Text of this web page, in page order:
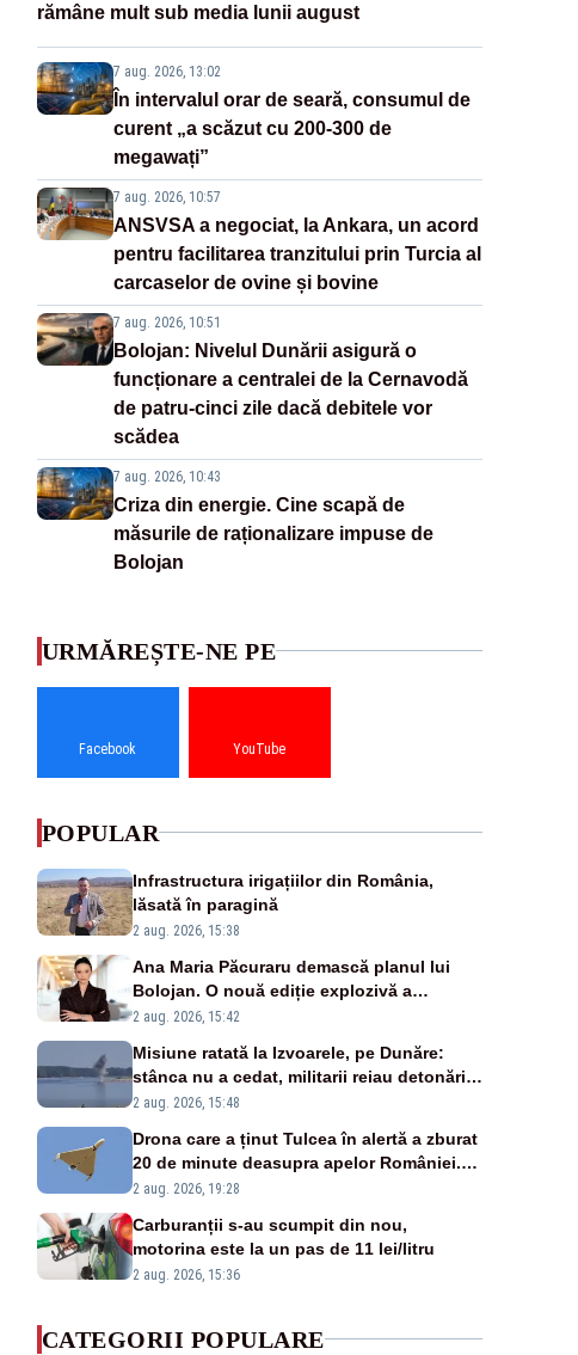
rămâne mult sub media lunii august
7 aug. 2026, 13:02
În intervalul orar de seară, consumul de
curent „a scăzut cu 200-300 de
megawați”
7 aug. 2026, 10:57
ANSVSA a negociat, la Ankara, un acord
pentru facilitarea tranzitului prin Turcia al
carcaselor de ovine și bovine
7 aug. 2026, 10:51
Bolojan: Nivelul Dunării asigură o
funcționare a centralei de la Cernavodă
de patru-cinci zile dacă debitele vor
scădea
7 aug. 2026, 10:43
Criza din energie. Cine scapă de
măsurile de raționalizare impuse de
Bolojan
URMĂREȘTE-NE PE
Facebook YouTube
POPULAR
Infrastructura irigațiilor din România,
lăsată în paragină
2 aug. 2026, 15:38
Ana Maria Păcuraru demască planul lui
Bolojan. O nouă ediție explozivă a
emisiunii „Miza Zilei” la Realitatea PLUS
2 aug. 2026, 15:42
Misiune ratată la Izvoarele, pe Dunăre:
stânca nu a cedat, militarii reiau detonările
luni – VIDEO
2 aug. 2026, 15:48
Drona care a ținut Tulcea în alertă a zburat
20 de minute deasupra apelor României.
Au fost ridicate două F-16
2 aug. 2026, 19:28
Carburanții s-au scumpit din nou,
motorina este la un pas de 11 lei/litru
2 aug. 2026, 15:36
CATEGORII POPULARE